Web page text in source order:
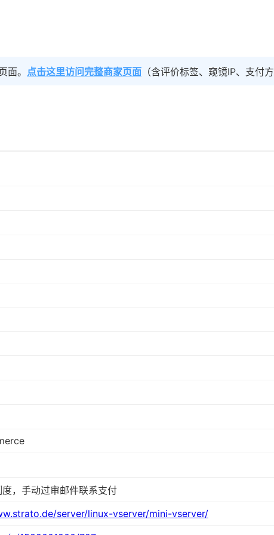
面。 点击这里访问完整商家页面 （含评价标签、窥镜IP、支付
，手动过审邮件联系支付
server/linux-vserver/mini-vserver/